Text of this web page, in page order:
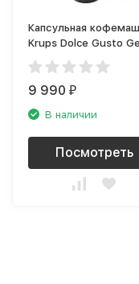
Капсульная
Krups Dolce Gusto
S Touch KP440E10
9 990₽
В наличии
Посмотреть